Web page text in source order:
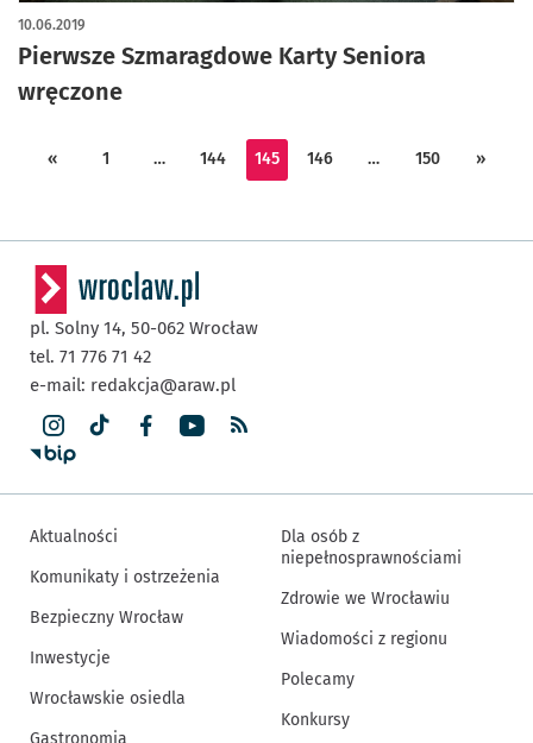
Pierwsze Szmaragdowe Karty Seniora
wręczone
10.06.2019
« 1 … 144 145 146 … 150 »
pl. Solny 14, 50-062 Wrocław
tel. 71 776 71 42
e-mail: redakcja@araw.pl
Aktualności
Komunikaty i ostrzeżenia
Bezpieczny Wrocław
Inwestycje
Wrocławskie osiedla
Gastronomia
Dla osób z
niepełnosprawnościami
Zdrowie we Wrocławiu
Wiadomości z regionu
Polecamy
Konkursy